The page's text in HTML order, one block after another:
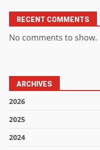
RECENT COMMENTS
No comments to show.
ARCHIVES
2026
2025
2024